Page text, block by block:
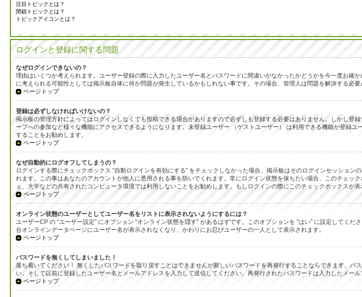
注目トピックとは？
閉鎖トピックとは？
トピックアイコンとは？
ログインと登録に関する問題
なぜログインできないの？
理由はいくつか考えられます。ユーザー登録の際に入力したユーザー名とパスワードに間違いがなかったかどうかを今一度お
に考えられる可能性としては掲示板自体に何か問題が発生しているかもしれない事です。その場合、管理人は問題を解決する必要
ページトップ
登録は必ずしなければいけないの？
掲示板の管理方針によってはログインしなくても投稿できる場合がありますので必ずしも登録する必要はありません。しかし
ープへの参加など様々な機能にアクセスできるようになります。未登録ユーザー （ゲストユーザー） は利用できる機能が登録
することをお勧めします。
ページトップ
なぜ自動的にログオフしてしまうの？
ログインする際にチェックボックス “自動ログインを有効にする” をチェックしなかった場合、掲示板はそのログインセッショ
れます。この事はあなたのアカウントが他人に悪用される事を防いでくれます。常にログイン状態を保ちたい場合、このチェ
ェ、大学などの共有されたコンピュータ環境では利用しないことをお勧めします。もしログインの際にこのチェックボックスが
ページトップ
オンライン状態のユーザーとしてユーザー名をリストに表示されないようにするには？
ユーザーCP の “ユーザー設定” にオプション “オンライン状態を隠す” があるはずです。このオプションを “はい” に設定してく
合オンラインデータページにユーザー名が表示されなくなり、かわりにお忍びユーザーの一人として表示されます。
ページトップ
パスワードを無くしてしまいました！
落ち着いてください！ 無くしたパスワードを取り戻すことはできませんが新しいパスワードを再発行することならできます。パ
い。そして以前に登録したユーザー名とメールアドレスを入力して送信してください。再発行されたパスワードは入力したメール
ページトップ